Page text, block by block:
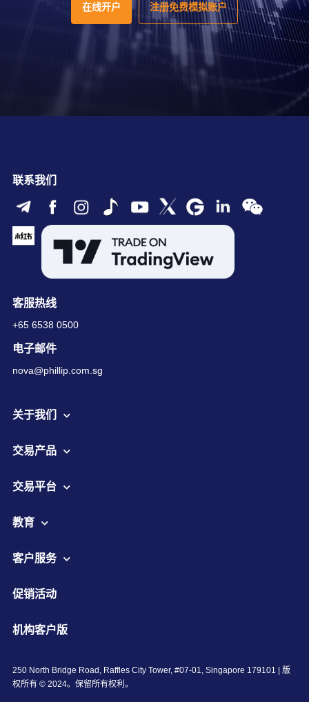
在线开户 注册免费模拟账户
联系我们
客服热线
+65 6538 0500
电子邮件
nova@phillip.com.sg
关于我们
交易产品
交易平台
教育
客户服务
促销活动
机构客户版
250 North Bridge Road, Raffles City Tower, #07-01, Singapore 179101 | 版
权所有 © 2024。保留所有权利。